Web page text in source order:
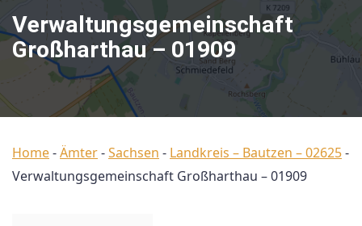
Verwaltungsgemeinschaft
Großharthau – 01909
Home-Ämter-Sachsen - Landkreis – Bautzen – 02625-
Verwaltungsgemeinschaft Großharthau – 01909